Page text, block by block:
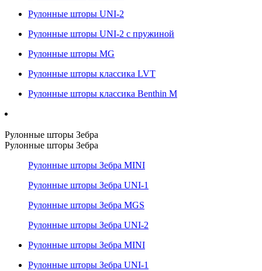
Рулонные шторы UNI-2
Рулонные шторы UNI-2 с пружиной
Рулонные шторы MG
Рулонные шторы классика LVT
Рулонные шторы классика Benthin M
Рулонные шторы Зебра
Рулонные шторы Зебра
Рулонные шторы Зебра MINI
Рулонные шторы Зебра UNI-1
Рулонные шторы Зебра MGS
Рулонные шторы Зебра UNI-2
Рулонные шторы Зебра MINI
Рулонные шторы Зебра UNI-1